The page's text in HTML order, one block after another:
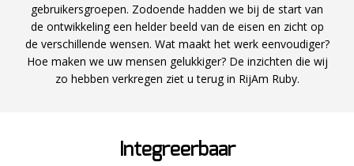
gebruikersgroepen. Zodoende hadden we bij de start van
de ontwikkeling een helder beeld van de eisen en zicht op
de verschillende wensen. Wat maakt het werk eenvoudiger?
Hoe maken we uw mensen gelukkiger? De inzichten die wij
zo hebben verkregen ziet u terug in RijAm Ruby.
Integreerbaar